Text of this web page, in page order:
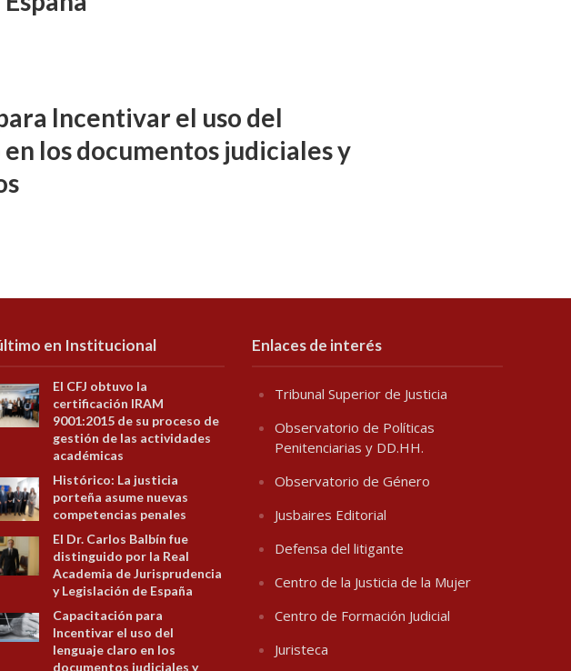
Incentivar el uso del
los documentos judiciales y
en Institucional
El CFJ obtuvo la
certificación IRAM
9001:2015 de su proceso de
gestión de las actividades
académicas
Histórico: La justicia
porteña asume nuevas
competencias penales
El Dr. Carlos Balbín fue
distinguido por la Real
Academia de Jurisprudencia
y Legislación de España
Capacitación para
Incentivar el uso del
lenguaje claro en los
documentos judiciales y
Enlaces de interés
Tribunal Superior de Justicia
Observatorio de Políticas
Penitenciarias y DD.HH.
Observatorio de Género
Jusbaires Editorial
Defensa del litigante
Centro de la Justicia de la Mujer
Centro de Formación Judicial
Juristeca